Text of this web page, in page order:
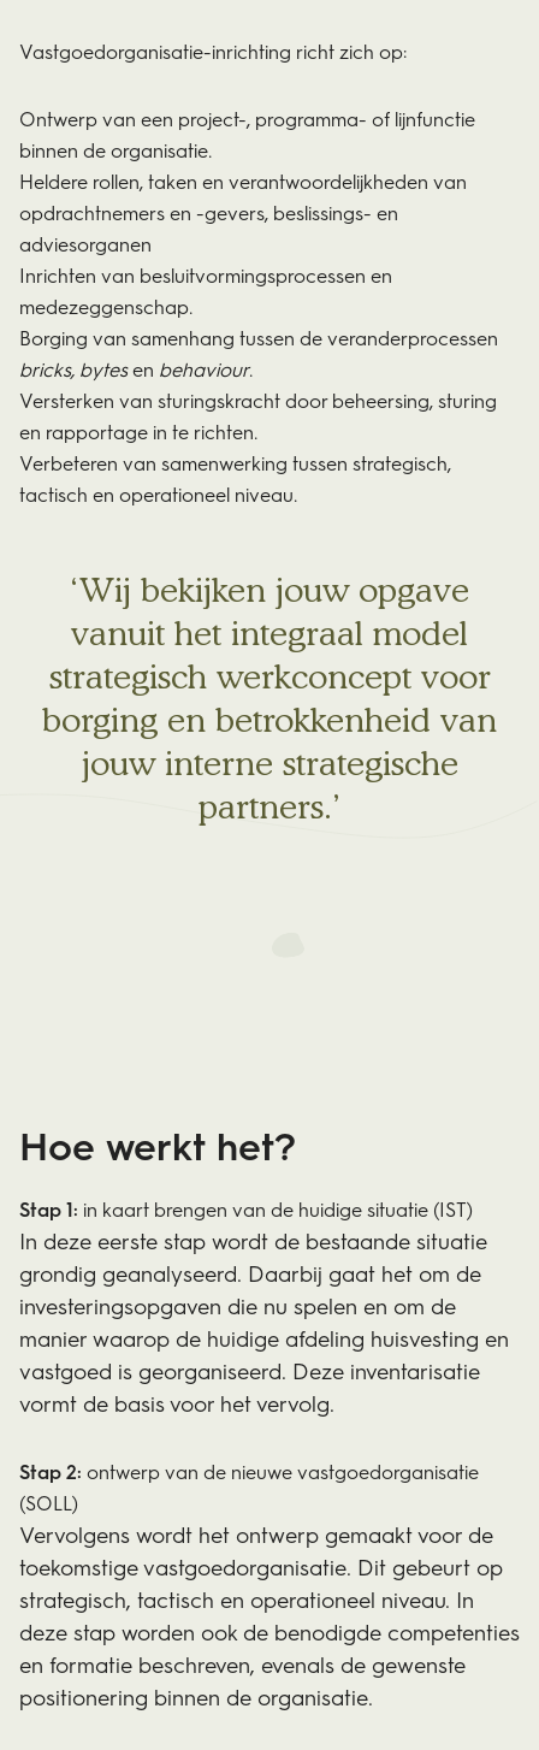
Vastgoedorganisatie-inrichting richt zich op:
Ontwerp van een project-, programma- of lijnfunctie
binnen de organisatie.
Heldere rollen, taken en verantwoordelijkheden van
opdrachtnemers en -gevers, beslissings- en
adviesorganen
Inrichten van besluitvormingsprocessen en
medezeggenschap.
Borging van samenhang tussen de veranderprocessen
bricks, bytesen behaviour.
Versterken van sturingskracht door beheersing, sturing
en rapportage in te richten.
Verbeteren van samenwerking tussen strategisch,
tactisch en operationeel niveau.
Wij bekijken jouw opgave
vanuit het integraal model
strategisch werkconcept voor
borging en betrokkenheid van
jouw interne strategische
partners.
Hoe werkt het?
Stap 1: in kaart brengen van de huidige situatie (IST)
In deze eerste stap wordt de bestaande situatie
grondig geanalyseerd. Daarbij gaat het om de
investeringsopgaven die nu spelen en om de
manier waarop de huidige afdeling huisvesting en
vastgoed is georganiseerd. Deze inventarisatie
vormt de basis voor het vervolg.
Stap 2: ontwerp van de nieuwe vastgoedorganisatie
(SOLL)
Vervolgens wordt het ontwerp gemaakt voor de
toekomstige vastgoedorganisatie. Dit gebeurt op
strategisch, tactisch en operationeel niveau. In
deze stap worden ook de benodigde competenties
en formatie beschreven, evenals de gewenste
positionering binnen de organisatie.